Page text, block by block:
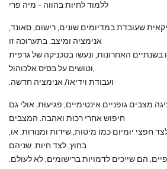
ללמוד לחיות בהווה - מיה פרי
שעובדת במדיומים שונים, רישום, סאונד,
אנימציה ומיצב. בתערוכה זו
בשנתיים האחרונות, ונעשו בטכניקה של גרפית
וטושים על בסיס אלכוהול,
.ועבודת וידיאו/ אנימציה חדשה
מצבים גופניים אינטימיים, פגיעוּת, אולי גם
חיפוש אחרי רכות ואהבה. המצבים
,האלה חיים בתוך חדרים, לצד חפצי יומיום כמו מיטות, שידות ומנורות, או
בחוץ, לצד חיות. שניהם
הם שייכים לדמויות ברישומים, לא לעולם